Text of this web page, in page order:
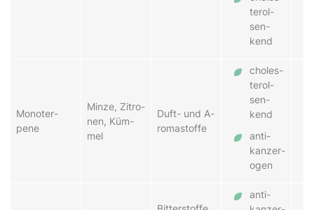
ter­ol­
sen­
kend
Mo­no­ter­
pen­e
Min­ze, Zi­tro­
nen, Küm­
mel
Duft- und A­
rom­a­stof­fe
cho­les­
ter­ol­
sen­
kend
an­ti­
kan­zer­
o­gen
an­ti­